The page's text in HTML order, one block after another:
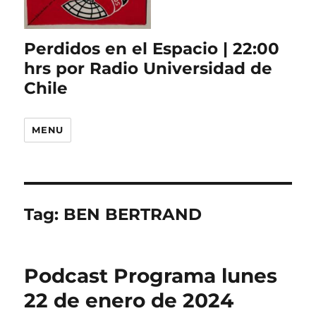
Perdidos en el Espacio | 22:00
hrs por Radio Universidad de
Chile
MENU
Tag: BEN BERTRAND
Podcast Programa lunes
22 de enero de 2024